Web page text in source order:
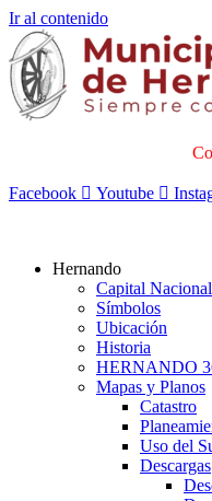
Ir al contenido
Facebook Youtube
Hernando
Capital
Símbolos
Ubicación
Historia
HERNANDO
Mapas y Planos
Catastro
Uso del
Descargas